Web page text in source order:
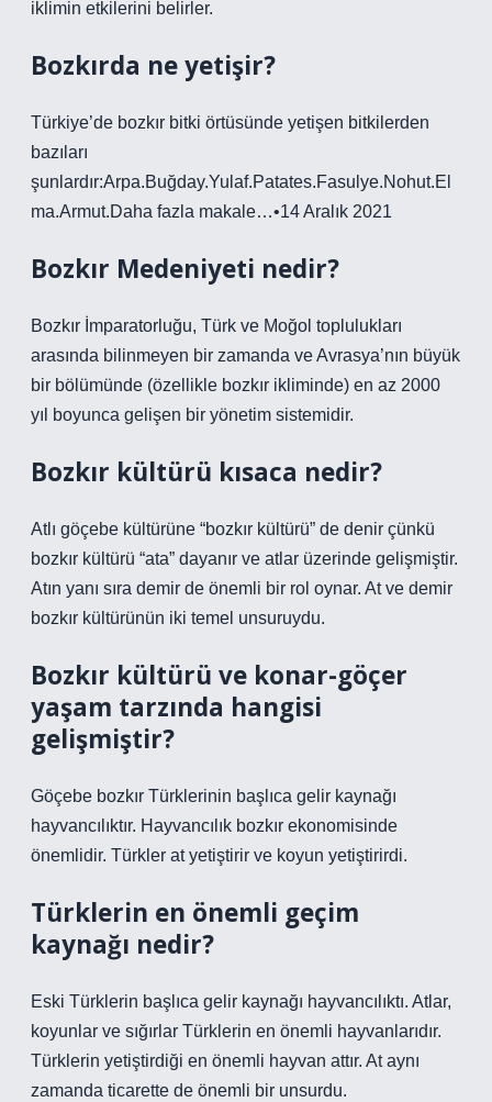
iklimin etkilerini belirler.
Bozkırda ne yetişir?
Türkiye’de bozkır bitki örtüsünde yetişen bitkilerden
bazıları
şunlardır:Arpa.Buğday.Yulaf.Patates.Fasulye.Nohut.El
ma.Armut.Daha fazla makale…•14 Aralık 2021
Bozkır Medeniyeti nedir?
Bozkır İmparatorluğu, Türk ve Moğol toplulukları
arasında bilinmeyen bir zamanda ve Avrasya’nın büyük
bir bölümünde (özellikle bozkır ikliminde) en az 2000
yıl boyunca gelişen bir yönetim sistemidir.
Bozkır kültürü kısaca nedir?
Atlı göçebe kültürüne “bozkır kültürü” de denir çünkü
bozkır kültürü “ata” dayanır ve atlar üzerinde gelişmiştir.
Atın yanı sıra demir de önemli bir rol oynar. At ve demir
bozkır kültürünün iki temel unsuruydu.
Bozkır kültürü ve konar-göçer
yaşam tarzında hangisi
gelişmiştir?
Göçebe bozkır Türklerinin başlıca gelir kaynağı
hayvancılıktır. Hayvancılık bozkır ekonomisinde
önemlidir. Türkler at yetiştirir ve koyun yetiştirirdi.
Türklerin en önemli geçim
kaynağı nedir?
Eski Türklerin başlıca gelir kaynağı hayvancılıktı. Atlar,
koyunlar ve sığırlar Türklerin en önemli hayvanlarıdır.
Türklerin yetiştirdiği en önemli hayvan attır. At aynı
zamanda ticarette de önemli bir unsurdu.